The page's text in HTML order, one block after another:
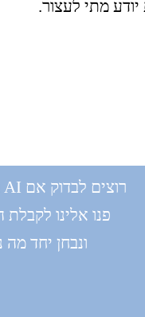
מתי לעצור.
רוצים לבדוק אם AI באמת מתאים לעסק שלכם?
פנו אלינו
ונבחן יחד מה